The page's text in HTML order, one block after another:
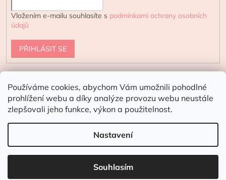
Používáme cookies, abychom Vám umožnili pohodlné
prohlížení webu a díky analýze provozu webu neustále
zlepšovali jeho funkce, výkon a použitelnost.
Nastavení
Souhlasím
☀️
Doporučení pro letní dny:V horkých
dnech doporučujeme doručení kurýrem
nebo do vnitřních Z-BOXů.
Produkty poškozené vysokými teplotami ve
venkovních boxech nelze reklamovat.
Vložením e-mailu souhlasíte s podmínkami ochrany osobních
údajů
PŘIHLÁSIT SE
urtekram.cz ecoteeno.cz - eshop s přírodní kosmetikou
Vytvořil Shoptet
100percentpure.cz. Všechna práva vyhrazena.